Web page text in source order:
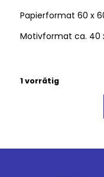
Papierformat 60 x
Motivformat ca. 40
1 vorrätig